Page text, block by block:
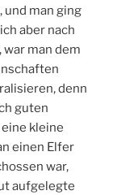
man ging
aber nach
man dem
denn
guten
kleine
einen Elfer
war,
aufgelegte